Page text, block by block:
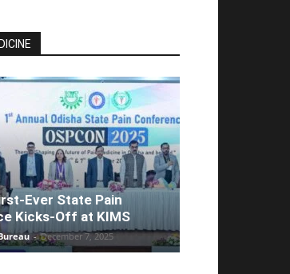
Ever State Pain
Kicks-Off at KIMS
- December 7, 2025